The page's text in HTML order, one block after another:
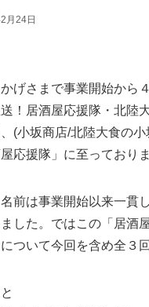
月24日
げさまで事業開始から
！居酒屋応援隊・北陸
(小坂商店/北陸大食の
応援隊」に至っておりま
前は事業開始以来一貫
した。ではこの「居酒
ついて今回を含め全３